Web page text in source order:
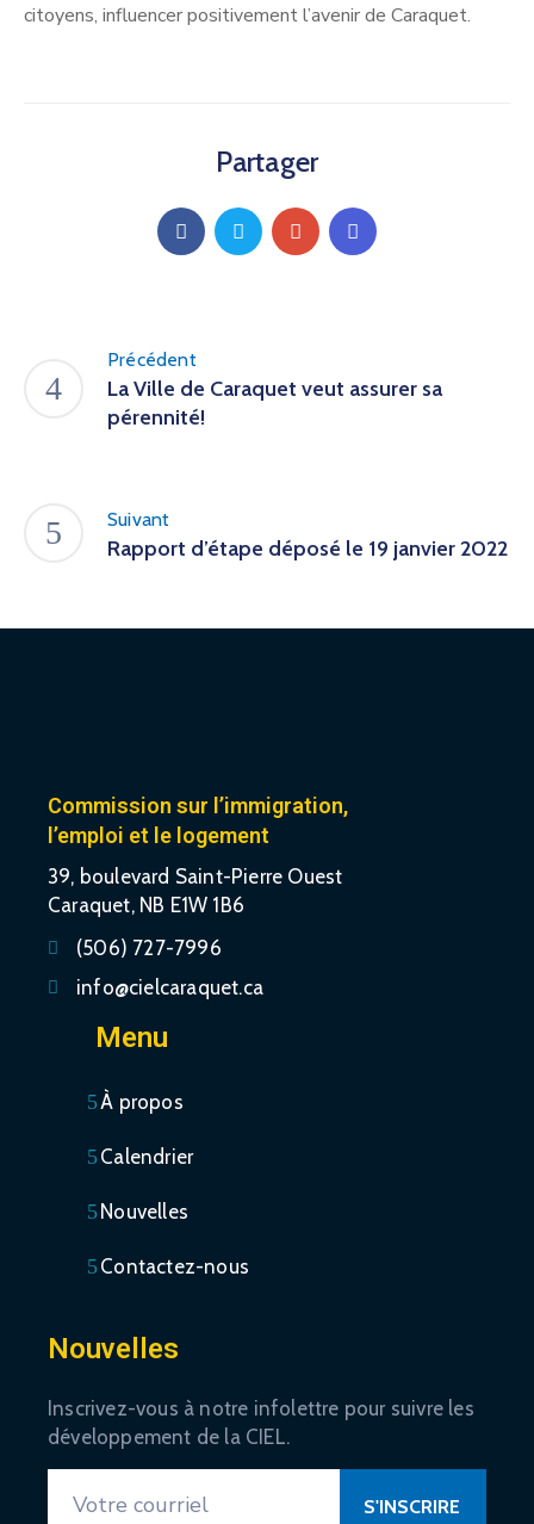
citoyens, influencer positivement l’avenir de Caraquet.
Partager
Précédent
La Ville de Caraquet veut assurer sa
pérennité!
Suivant
Rapport d’étape déposé le 19 janvier 2022
Commission sur l’immigration,
l’emploi et le logement
39, boulevard Saint-Pierre Ouest
Caraquet, NB E1W 1B6
(506) 727-7996
info@cielcaraquet.ca
Menu
À propos
Calendrier
Nouvelles
Contactez-nous
Nouvelles
Inscrivez-vous à notre infolettre pour suivre les
développement de la CIEL.